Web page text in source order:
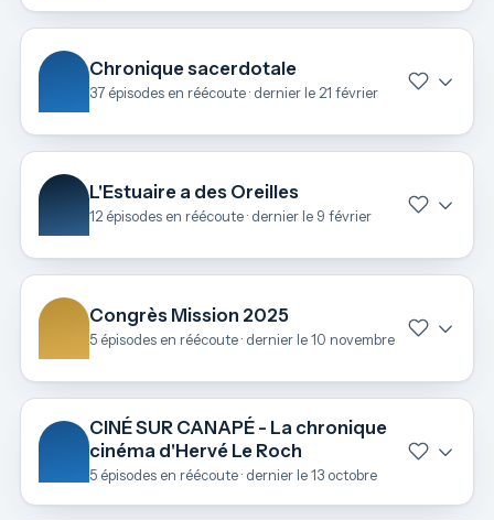
Chronique sacerdotale
37 épisodes en réécoute · dernier le 21 février
L'Estuaire a des Oreilles
12 épisodes en réécoute · dernier le 9 février
Congrès Mission 2025
5 épisodes en réécoute · dernier le 10 novembre
CINÉ SUR CANAPÉ - La chronique
cinéma d'Hervé Le Roch
5 épisodes en réécoute · dernier le 13 octobre